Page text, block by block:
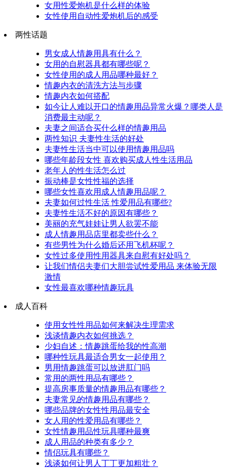
女用性爱炮机是什么样的体验
女性使用自动性爱炮机后的感受
两性话题
男女成人情趣用具有什么？
女用的自慰器具都有哪些呢？
女性使用的成人用品哪种最好？
情趣内衣的清洗方法与步骤
情趣内衣如何搭配
如今让人难以开口的情趣用品异常火爆？哪类人是
消费最主动呢？
夫妻之间适合买什么样的情趣用品
两性知识 夫妻性生活的好处
夫妻性生活当中可以使用情趣用品吗
哪些年龄段女性 喜欢购买成人性生活用品
老年人的性生活怎么过
振动棒是女性性福的选择
哪些女性喜欢用成人情趣用品呢？
夫妻如何过性生活 性爱用品有哪些?
夫妻性生活不好的原因有哪些？
美丽的充气娃娃让男人欲罢不能
成人情趣用品店里都卖些什么？
有些男性为什么婚后还用飞机杯呢？
女性过多使用性用器具来自慰有好处吗？
让我们情侣夫妻们大胆尝试性爱用品 来体验无限
激情
女性最喜欢哪种情趣玩具
成人百科
使用女性性用品如何来解决生理需求
浅谈情趣内衣如何挑选？
少妇自述：情趣跳蛋给我的性高潮
哪种性玩具最适合男女一起使用？
男用情趣跳蛋可以放进肛门吗
常用的两性用品有哪些？
提高房事质量的情趣用品有哪些？
夫妻常见的情趣用品有哪些？
哪些品牌的女性性用品最安全
女人用的性爱用品有哪些？
女性情趣用品性玩具哪种最爽
成人用品的种类有多少？
情侣玩具有哪些？
浅谈如何让男人丁丁更加粗壮？